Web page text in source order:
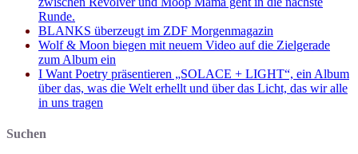
Runde.
BLANKS überzeugt im ZDF Morgenmagazin
Wolf & Moon biegen mit neuem Video auf die Zielgerade
zum Album ein
I Want Poetry präsentieren „SOLACE + LIGHT“, ein Album
über das, was die Welt erhellt und über das Licht, das wir alle
in uns tragen
Suchen